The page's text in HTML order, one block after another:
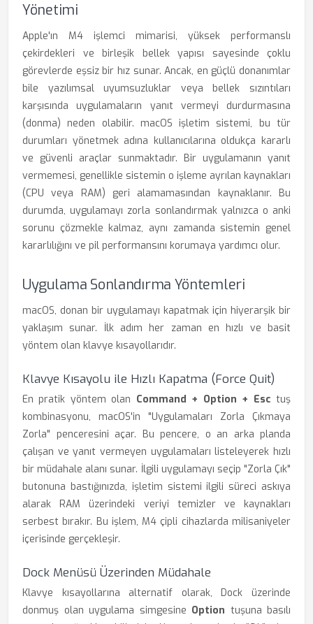
Yönetimi
Apple'ın M4 işlemci mimarisi, yüksek performanslı
çekirdekleri ve birleşik bellek yapısı sayesinde çoklu
görevlerde eşsiz bir hız sunar. Ancak, en güçlü donanımlar
bile yazılımsal uyumsuzluklar veya bellek sızıntıları
karşısında uygulamaların yanıt vermeyi durdurmasına
(donma) neden olabilir. macOS işletim sistemi, bu tür
durumları yönetmek adına kullanıcılarına oldukça kararlı
ve güvenli araçlar sunmaktadır. Bir uygulamanın yanıt
vermemesi, genellikle sistemin o işleme ayrılan kaynakları
(CPU veya RAM) geri alamamasından kaynaklanır. Bu
durumda, uygulamayı zorla sonlandırmak yalnızca o anki
sorunu çözmekle kalmaz, aynı zamanda sistemin genel
kararlılığını ve pil performansını korumaya yardımcı olur.
Uygulama Sonlandırma Yöntemleri
macOS, donan bir uygulamayı kapatmak için hiyerarşik bir
yaklaşım sunar. İlk adım her zaman en hızlı ve basit
yöntem olan klavye kısayollarıdır.
Klavye Kısayolu ile Hızlı Kapatma (Force Quit)
En pratik yöntem olan Command + Option + Esc tuş
kombinasyonu, macOS'in "Uygulamaları Zorla Çıkmaya
Zorla" penceresini açar. Bu pencere, o an arka planda
çalışan ve yanıt vermeyen uygulamaları listeleyerek hızlı
bir müdahale alanı sunar. İlgili uygulamayı seçip "Zorla Çık"
butonuna bastığınızda, işletim sistemi ilgili süreci askıya
alarak RAM üzerindeki veriyi temizler ve kaynakları
serbest bırakır. Bu işlem, M4 çipli cihazlarda milisaniyeler
içerisinde gerçekleşir.
Dock Menüsü Üzerinden Müdahale
Klavye kısayollarına alternatif olarak, Dock üzerinde
donmuş olan uygulama simgesine Option tuşuna basılı